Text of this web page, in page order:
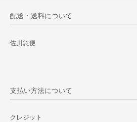
配送・送料について
佐川急便
支払い方法について
クレジット